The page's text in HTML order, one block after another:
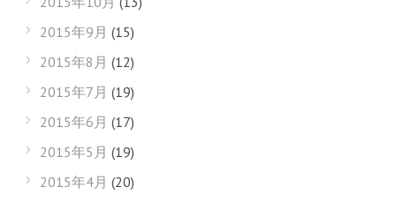
2015年9月 (15)
2015年8月 (12)
2015年7月 (19)
2015年6月 (17)
2015年5月 (19)
2015年4月 (20)